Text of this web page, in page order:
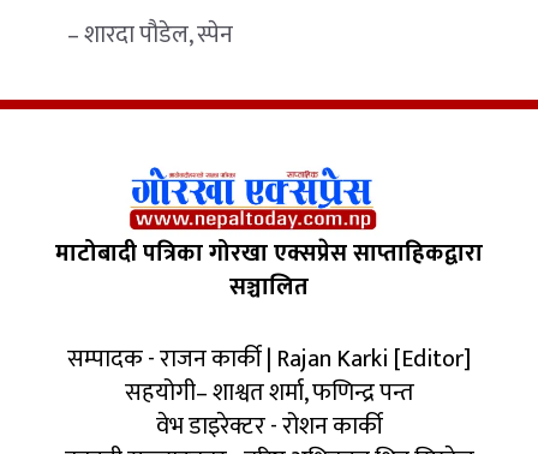
– शारदा पौडेल, स्पेन
माटोबादी पत्रिका गोरखा एक्सप्रेस साप्ताहिकद्वारा
सञ्चालित
सम्पादक - राजन कार्की | Rajan Karki [Editor]
सहयोगी– शाश्वत शर्मा, फणिन्द्र पन्त
वेभ डाइरेक्टर - रोशन कार्की